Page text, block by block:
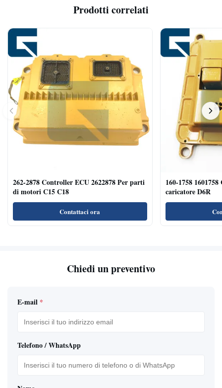
Prodotti correlati
262-2878 Controller ECU 2622878 Per parti
di motori C15 C18
Contattaci ora
160-1758
caricatore D6R
Chiedi un preventivo
E-mail *
Telefono / WhatsApp